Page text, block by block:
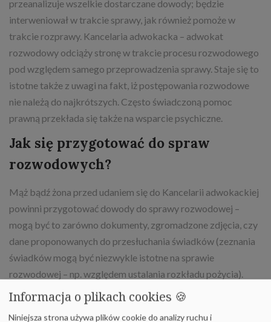
przeanalizuje wszelkie dostarczane dowody; będzie
interweniował w trakcie sprawy, jak również pomoże w
trakcie rozprawy. Kancelaria adwokacka – adwokat
rozwodowy odciąży stronę w trakcie procesu rozwodowego
pod względem samego przeprowadzenia sprawy. Staje się to
istotne także z uwagi na fakt, iż postępowania rozwodowe
nie należą do najkrótszych. Często świadczoną pomoc
prawną przekłada się także na wsparcie psychiczne.
Jak się przygotować do spraw
rozwodowych?
Mąż bądź żona przed udaniem się do Kancelarii adwokackiej
powinni przygotować dowody do sprawy rozwodowej –
mogą być to zarówno dokumenty, zgromadzone zdjęcia, czy
dane proponowanych do przesłuchania świadków (zeznania
świadków mogą być niezwykle istotne na sprawie
rozwodowej – np. względem ustalania rozkładu pożycia).
Zakres dowodów jest niewątpliwie szerszy, zaś rozmowa z
adwokatem pomoże w weryfikacji tych potrzebnych do
Informacja o plikach cookies 🍪
Niniejsza strona używa plików cookie do analizy ruchu i